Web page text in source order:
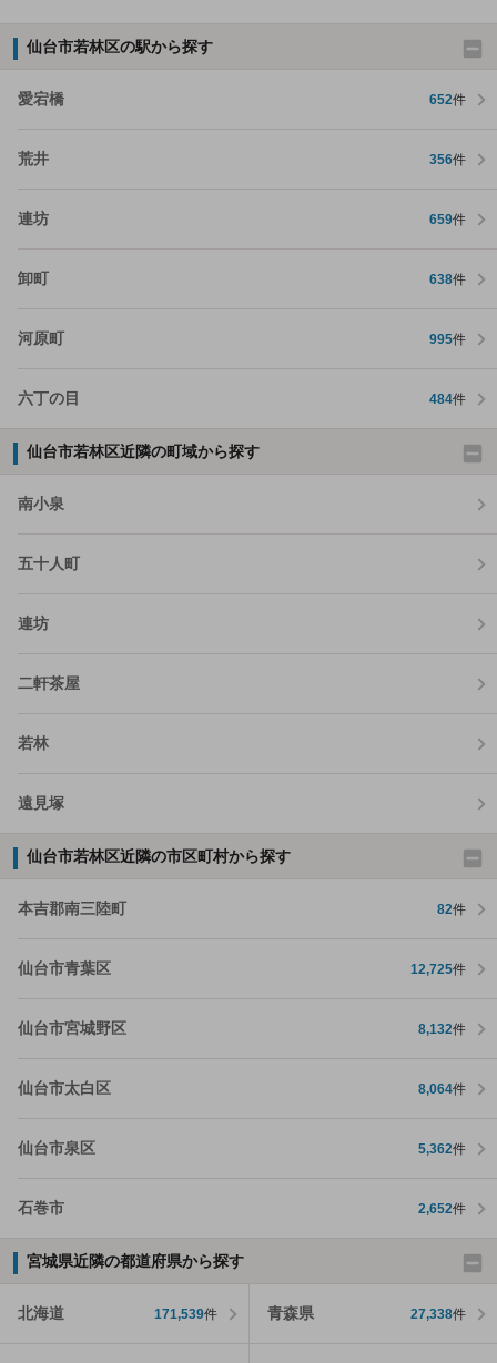
仙台市若林区の駅から探す
愛宕橋 652件
荒井 356件
連坊 659件
卸町 638件
河原町 995件
六丁の目 484件
仙台市若林区近隣の町域から探す
南小泉
五十人町
連坊
二軒茶屋
若林
遠見塚
仙台市若林区近隣の市区町村から探す
本吉郡南三陸町 82件
仙台市青葉区 12,725件
仙台市宮城野区 8,132件
仙台市太白区 8,064件
仙台市泉区 5,362件
石巻市 2,652件
宮城県近隣の都道府県から探す
北海道 171,539件 青森県 27,338件